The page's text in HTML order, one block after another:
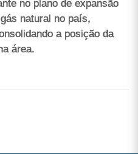
no plano de expansão
natural no país,
a posição da
área.